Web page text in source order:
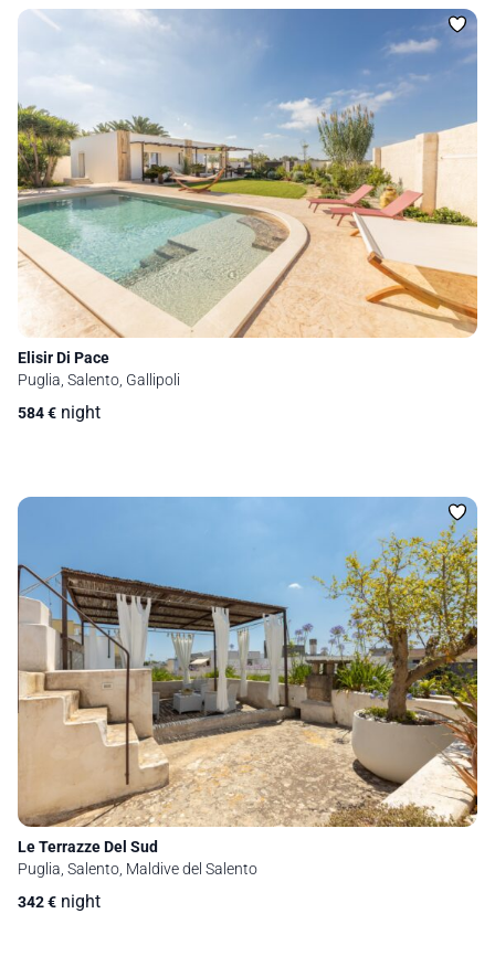
Elisir Di Pace
Puglia, Salento, Gallipoli
584€ night
Le Terrazze Del Sud
Puglia, Salento, Maldive del Salento
342€ night